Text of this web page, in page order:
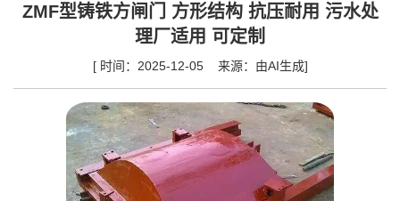
ZMF型铸铁方闸门 方形结构 抗压耐用 污水处
理厂适用 可定制
[ 时间：2025-12-05 来源：由AI生成]